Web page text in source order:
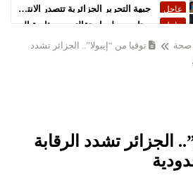
عاجل ستارمر يعلن استقالته من رئاسة الحكومة البريطانية
صحة
توقيا من “إيبولا”.. الجزائر تشدد
الجزائر تشدد الرقابة